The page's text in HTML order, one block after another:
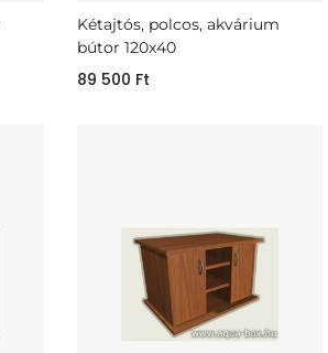
Kétajtós, polcos, akvárium
bútor 120x40
89 500 Ft